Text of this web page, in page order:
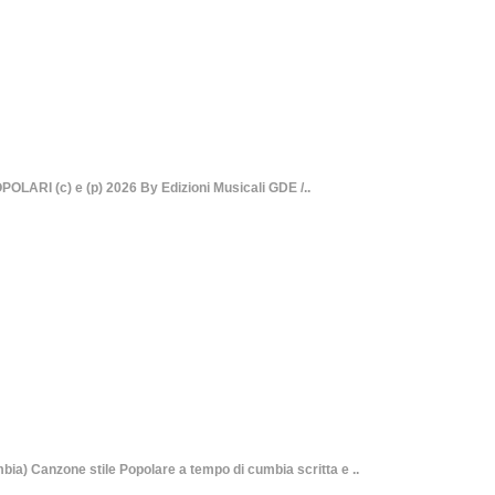
(c) e (p) 2026 By Edizioni Musicali GDE /..
Canzone stile Popolare a tempo di cumbia scritta e ..